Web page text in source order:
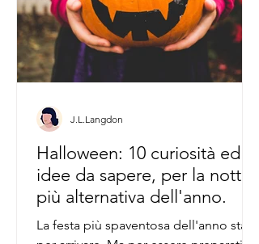
Halloween: 10 curiosità ed
idee da sapere, per la notte
più alternativa dell'anno.
La festa più spaventosa dell'anno sta
J.L.Langdon